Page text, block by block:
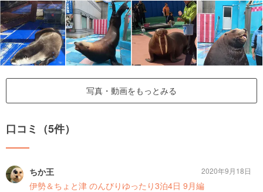
写真・動画をもっとみる
口コミ（5件）
ちか王
伊勢＆ちょと津 のんびりゆったり3泊4日 9月編
2020年9月18日